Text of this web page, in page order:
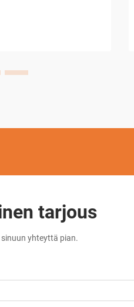
ja
tai
tarjous
yhteyttä pian.